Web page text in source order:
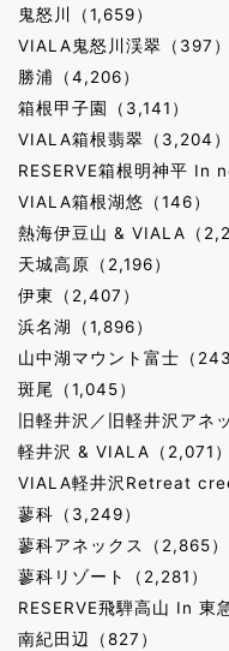
鬼怒川（1,659）
VIALA鬼怒川渓翠（397）
勝浦（4,206）
箱根甲子園（3,141）
VIALA箱根翡翠（3,204）
RESERVE箱根明神平 In
VIALA箱根湖悠（146）
熱海伊豆山 & VIALA（
天城高原（2,196）
伊東（2,407）
浜名湖（1,896）
山中湖マウント富士（243
斑尾（1,045）
旧軽井沢／旧軽井沢アネ
軽井沢 & VIALA（2,071）
VIALA軽井沢Retreat
蓼科（3,249）
蓼科アネックス（2,865）
蓼科リゾート（2,281）
RESERVE飛騨高山 In 東
南紀田辺（827）